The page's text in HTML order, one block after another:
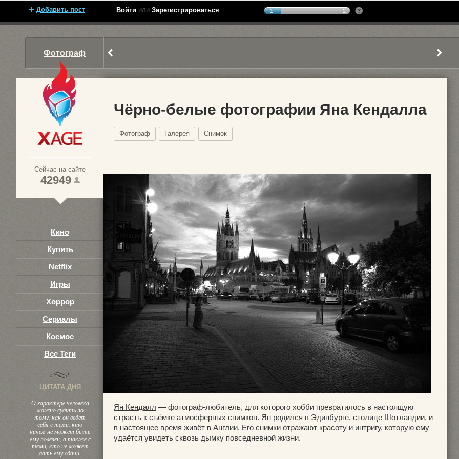
Добавить пост Войти или Зарегистрироваться 1 2
Фотограф
Сейчас на сайте
42949
Кино
Купить
Netflix
Игры
Хоррор
Сериалы
Космос
Все Теги
ЦИТАТА ДНЯ
О характере человека
можно судить по
тому, как он ведет
себя с теми, кто
ничем не может быть
ему полезен, а также с
теми, кто не может
дать ему сдачи.
Чёрно-белые фотографии Яна Кендалла
Фотограф Галерея Снимок
Ян Кендалл — фотограф-любитель, для которого хобби превратилось в настоящую
страсть к съёмке атмосферных снимков. Ян родился в Эдинбурге, столице Шотландии, и
в настоящее время живёт в Англии. Его снимки отражают красоту и интригу, которую ему
удаётся увидеть сквозь дымку повседневной жизни.